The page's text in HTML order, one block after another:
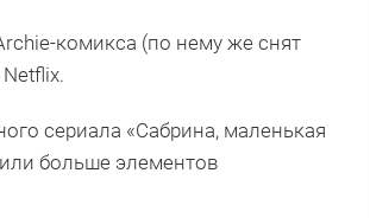
комикса (по нему же снят
сериала «Сабрина, маленькая
больше элементов